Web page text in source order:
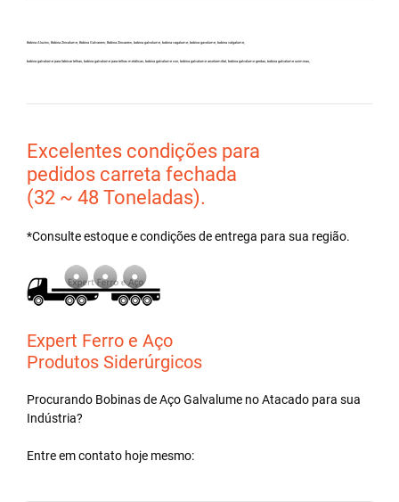
Bobina Aluzinc, Bobina Zincalume, Bobina Galvanew, Bobina Zincanew, bobina galvolume, bobina vagalume, bobina gavolume, bobina valgalume,
bobina galvalume para fabricar telhas, bobina galvalume para telhas metálicas, bobina galvalume csn, bobina galvalume arcelormittal, bobina galvalume gerdau, bobina galvalume usiminas,
Excelentes condições para
pedidos carreta fechada
(32 ~ 48 Toneladas).
*Consulte estoque e condições de entrega para sua região.
Expert Ferro e Aço
Produtos Siderúrgicos
Procurando Bobinas deAço Galvalume noAtacado para sua
Indústria?
Entre em contato hoje mesmo: